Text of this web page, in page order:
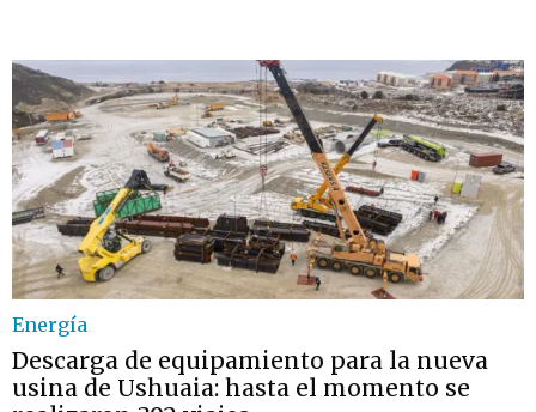
Energía
Descarga de equipamiento para la nueva
usina de Ushuaia: hasta el momento se